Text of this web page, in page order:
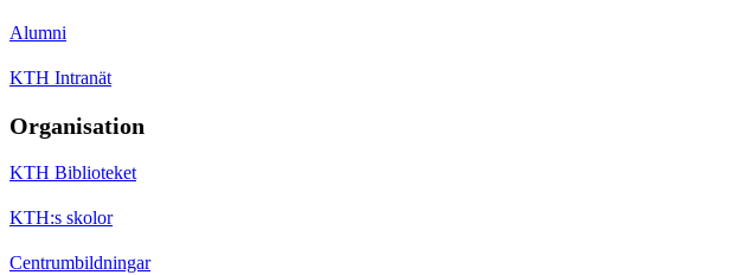
Alumni
KTH Intranät
Organisation
KTH Biblioteket
KTH:s skolor
Centrumbildningar